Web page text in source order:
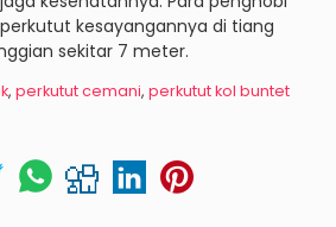
kesayangannya di tiang
sekitar 7 meter.
, perkutut cemani, perkutut kol buntet